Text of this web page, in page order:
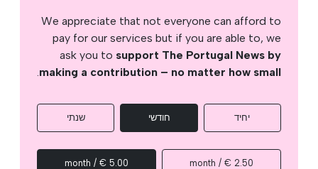
We appreciate that not everyone can afford to
pay for our services but if you are able to, we
ask you to support The Portugal News by
making a contribution – no matter how small
.
יחיד חודשי שנתי
2.50 € / month
5.00 € / month